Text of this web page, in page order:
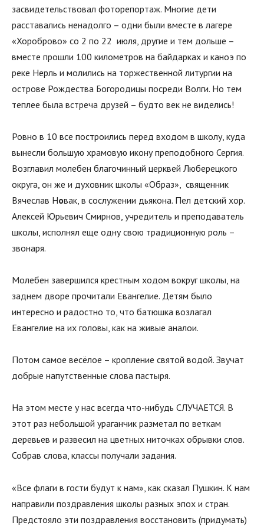
засвидетельствовал фоторепортаж. Многие дети
расставались ненадолго – одни были вместе в лагере
«Хороброво» со 2 по 22 июля, другие и тем дольше –
вместе прошли 100 километров на байдарках и каноэ по
реке Нерль и молились на торжественной литургии на
острове Рождества Богородицы посреди Волги. Но тем
теплее была встреча друзей – будто век не виделись!
Ровно в 10 все построились перед входом в школу, куда
вынесли большую храмовую икону преподобного Сергия.
Возглавил молебен благочинный церквей Люберецкого
округа, он же и духовник школы «Образ», священник
Вячеслав Новак, в сослужении дьякона. Пел детский хор.
Алексей Юрьевич Смирнов, учредитель и преподаватель
школы, исполнял еще одну свою традиционную роль –
звонаря.
Молебен завершился крестным ходом вокруг школы, на
заднем дворе прочитали Евангелие. Детям было
интересно и радостно то, что батюшка возлагал
Евангелие на их головы, как на живые аналои.
Потом самое весёлое – кропление святой водой. Звучат
добрые напутственные слова пастыря.
На этом месте у нас всегда что-нибудь СЛУЧАЕТСЯ. В
этот раз небольшой ураганчик разметал по веткам
деревьев и развесил на цветных ниточках обрывки слов.
Собрав слова, классы получали задания.
«Все флаги в гости будут к нам», как сказал Пушкин. К нам
направили поздравления школы разных эпох и стран.
Предстояло эти поздравления восстановить (придумать)